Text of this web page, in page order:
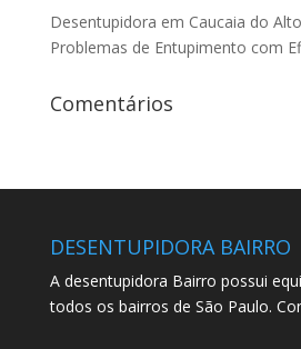
Desentupidora em Caucaia do
Problemas de Entupimento com
Comentários
DESENTUPIDORA BAIRRO
A desentupidora Bairro possui
todos os bairros de São Paulo.